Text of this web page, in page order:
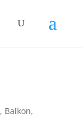
, Balkon,